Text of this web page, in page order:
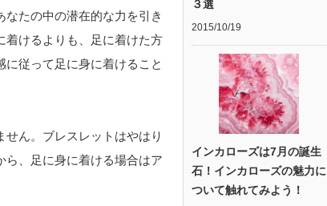
たの中の潜在的な力を引き
着けるよりも、足に着けた方
従って足に身に着けること
ん。ブレスレットはやはり
ら、足に身に着ける場合はア
３選
2015/10/19
インカローズは7月の誕生
石！インカローズの魅力に
ついて触れてみよう！